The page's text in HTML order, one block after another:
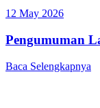
12 May 2026
Pengumuman
Baca Selengkapnya